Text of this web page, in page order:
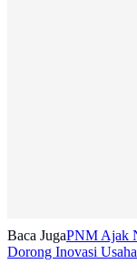
Baca JugaPNM Ajak
Dorong Inovasi